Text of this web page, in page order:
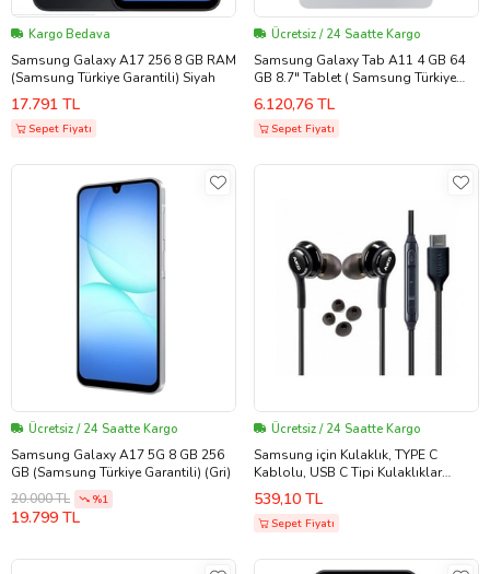
Kargo Bedava
Samsung Galaxy A17 256 8 GB RAM
(Samsung Türkiye Garantili) Siyah
17.791 TL
Sepet Fiyatı
Ücretsiz / 24 Saatte Kargo
Samsung Galaxy Tab A11 4 GB 64
GB 8.7" Tablet ( Samsung Türkiye
Garantili )
6.120,76 TL
Sepet Fiyatı
Ücretsiz / 24 Saatte Kargo
Samsung Galaxy A17 5G 8 GB 256
GB (Samsung Türkiye Garantili) (Gri)
20.000 TL
%1
19.799 TL
Ücretsiz / 24 Saatte Kargo
Samsung için Kulaklık, TYPE C
Kablolu, USB C Tipi Kulaklıklar
iPhone 15-15 PLUS-15 PRO-15 PRO
MAX uyumlu Type-C Galaxy S23 S22
S20 FE S21 Ultra Z Fold 3 Z Flip A53
(Siyah - Beyaz)
539,10 TL
Sepet Fiyatı